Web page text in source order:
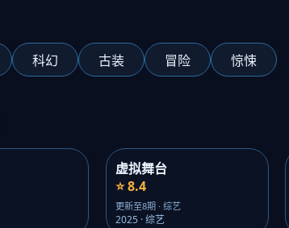
科幻 古装 冒险 惊悚
虚拟舞台
⭐ 8.4
更新至8期 · 综艺
2025 · 综艺